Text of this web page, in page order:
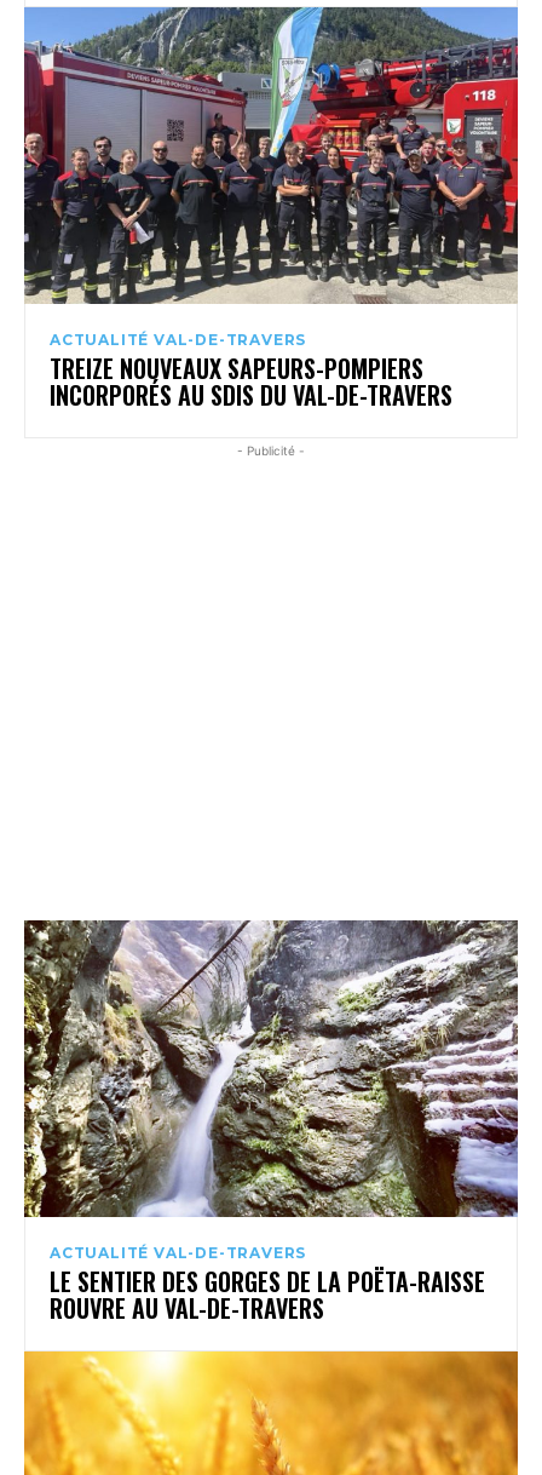
ACTUALITÉ VAL-DE-TRAVERS
TREIZE NOUVEAUX SAPEURS-POMPIERS
INCORPORÉS AU SDIS DU VAL-DE-TRAVERS
- Publicité -
ACTUALITÉ VAL-DE-TRAVERS
LE SENTIER DES GORGES DE LA POËTA-RAISSE
ROUVRE AU VAL-DE-TRAVERS